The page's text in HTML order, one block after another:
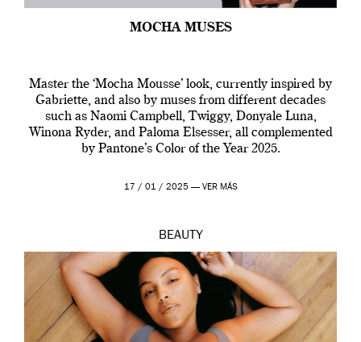
MOCHA MUSES
Master the ‘Mocha Mousse’ look, currently inspired by
Gabriette, and also by muses from different decades
such as Naomi Campbell, Twiggy, Donyale Luna,
Winona Ryder, and Paloma Elsesser, all complemented
by Pantone’s Color of the Year 2025.
17 / 01 / 2025 — VER MÁS
BEAUTY